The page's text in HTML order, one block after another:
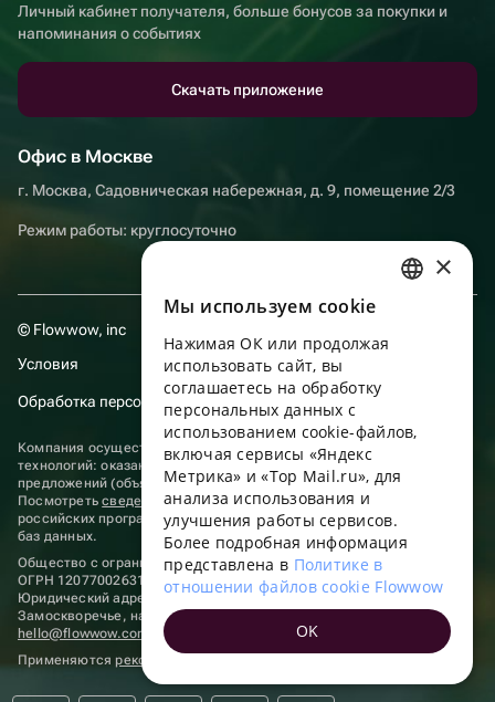
Личный кабинет получателя, больше бонусов за покупки и
напоминания о событиях
Скачать приложение
Офис в Москве
г. Москва, Садовническая набережная, д. 9, помещение 2/3
Режим работы: круглосуточно
© Flowwow, inc
Условия
Обработка персональных данных
Компания осуществляет деятельность в области информационных
технологий: оказание услуг в сети “Интернет” по размещению
предложений (объявлений) продавцов о реализации товаров.
Посмотретьсведения о программах, включенных в реестр
российских программ для электронных вычислительных машин и
баз данных.
Общество с ограниченной ответственностью «ФЛАУВАУ»
ОГРН 1207700263198, ИНН 9702020445
Юридический адрес: г. Москва, вн.тер. г. Муниципальный округ
Замоскворечье, наб. Садовническая, д. 9, помещ. 2/3.
hello@flowwow.com
8 800 555-16-15
Применяютсярекомендательные технологии
ENGLISH
UKRAINIAN
PORTUGUESE
FRENCH
TURKISH
POLISH
×
Мы используем сookie
Нажимая ОК или продолжая
использовать сайт, вы
соглашаетесь на обработку
персональных данных с
использованием cookie-файлов,
включая сервисы «Яндекс
Метрика» и «Top Mail.ru», для
анализа использования и
улучшения работы сервисов.
Более подробная информация
представлена в Политике в
отношении файлов cookie Flowwow
OK